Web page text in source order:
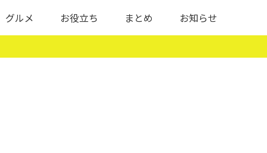
グルメ お役立ち まとめ お知らせ